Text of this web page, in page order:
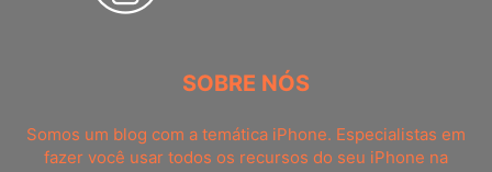
SOBRE NÓS
Somos um blog com a temática iPhone. Especialistas em
fazer você usar todos os recursos do seu iPhone na